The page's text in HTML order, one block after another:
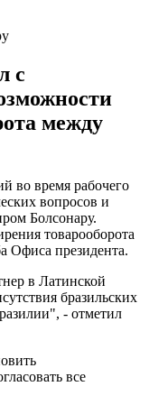
с
между
во время рабочего
вопросов и
Болсонару.
товарооборота
Офиса президента.
в Латинской
бразильских
- отметил
все